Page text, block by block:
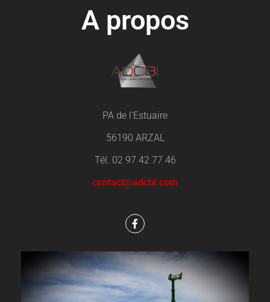
A propos
PA de l’Estuaire
56190 ARZAL
Tél. 02 97 42 77 46
contact@adcbi.com
F
a
c
b
o